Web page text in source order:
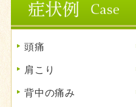
頭痛
肩こり
背中の痛み